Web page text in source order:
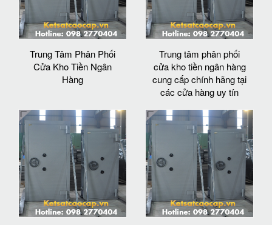
Trung Tâm Phân Phối
Cửa Kho Tiền Ngân
Hàng
Trung tâm phân phối
cửa kho tiền ngân hàng
cung cấp chính hãng tại
các cửa hàng uy tín